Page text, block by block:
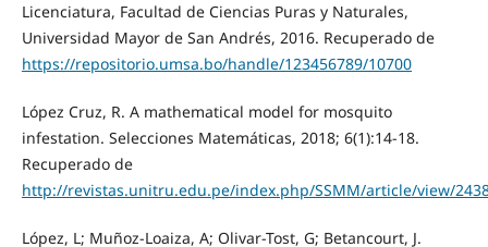
Licenciatura, Facultad de Ciencias Puras y Naturales,
Universidad Mayor de San Andrés, 2016. Recuperado de
https://repositorio.umsa.bo/handle/123456789/10700
López Cruz, R. A mathematical model for mosquito
infestation. Selecciones Matemáticas, 2018; 6(1):14-18.
Recuperado de
http://revistas.unitru.edu.pe/index.php/SSMM/article/view/
López, L; Muñoz-Loaiza, A; Olivar-Tost, G; Betancourt, J.